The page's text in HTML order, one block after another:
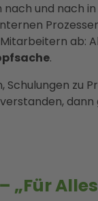
und nach
ab:
.
zu
„Für